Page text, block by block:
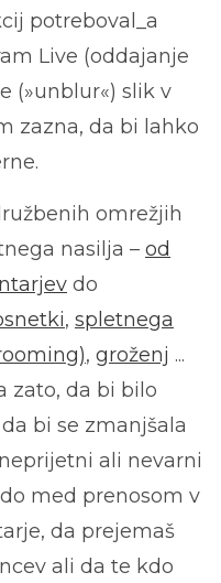
potreboval_a
Live (oddajanje
(»unblur«) slik v
zazna, da bi lahko
omrežjih
nasilja – od
do
, spletnega
, groženj ...
zato, da bi bilo
bi se zmanjšala
ali nevarni
med prenosom v
da prejemaš
ali da te kdo